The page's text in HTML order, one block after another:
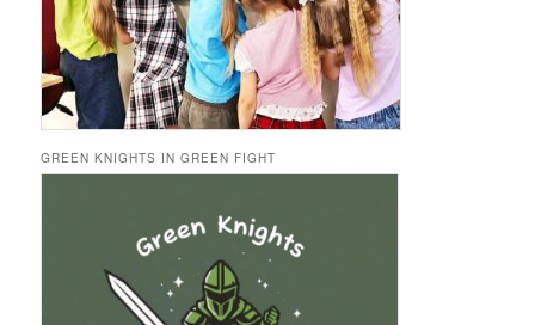
GREEN KNIGHTS IN GREEN FIGHT